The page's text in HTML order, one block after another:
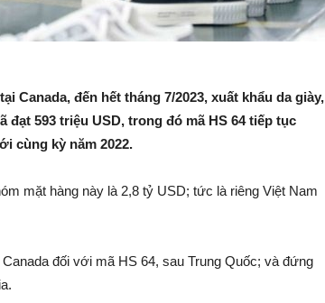
Canada, đến hết tháng 7/2023, xuất khẩu da giày,
đạt 593 triệu USD, trong đó mã HS 64 tiếp tục
cùng kỳ năm 2022.
mặt hàng này là 2,8 tỷ USD; tức là riêng Việt Nam
đối với mã HS 64, sau Trung Quốc; và đứng